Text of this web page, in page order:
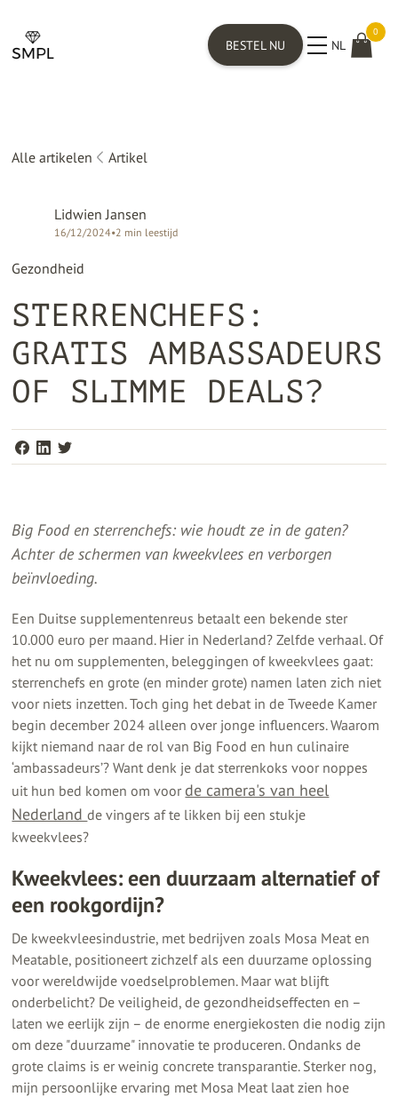
BESTEL NU NL
0
Alle artikelen Artikel
Lidwien Jansen
16/12/2024•2 min leestijd
Gezondheid
STERRENCHEFS:
GRATIS AMBASSADEURS
OF SLIMME DEALS?
Big Food en sterrenchefs: wie houdt ze in de gaten?
Achter de schermen van kweekvlees en verborgen
beïnvloeding.
Een Duitse supplementenreus betaalt een bekende ster
10.000 euro per maand. Hier in Nederland? Zelfde verhaal. Of
het nu om supplementen, beleggingen of kweekvlees gaat:
sterrenchefs en grote (en minder grote) namen laten zich niet
voor niets inzetten. Toch ging het debat in de Tweede Kamer
begin december 2024 alleen over jonge influencers. Waarom
kijkt niemand naar de rol van Big Food en hun culinaire
‘ambassadeurs’? Want denk je dat sterrenkoks voor noppes
uit hun bed komen om voor de camera's van heel
Nederlandde vingers af te likken bij een stukje
kweekvlees?
Kweekvlees: een duurzaam alternatief of
een rookgordijn?
De kweekvleesindustrie, met bedrijven zoals Mosa Meat en
Meatable, positioneert zichzelf als een duurzame oplossing
voor wereldwijde voedselproblemen. Maar wat blijft
onderbelicht? De veiligheid, de gezondheidseffecten en –
laten we eerlijk zijn – de enorme energiekosten die nodig zijn
om deze "duurzame" innovatie te produceren. Ondanks de
grote claims is er weinig concrete transparantie. Sterker nog,
mijn persoonlijke ervaring met Mosa Meat laat zien hoe